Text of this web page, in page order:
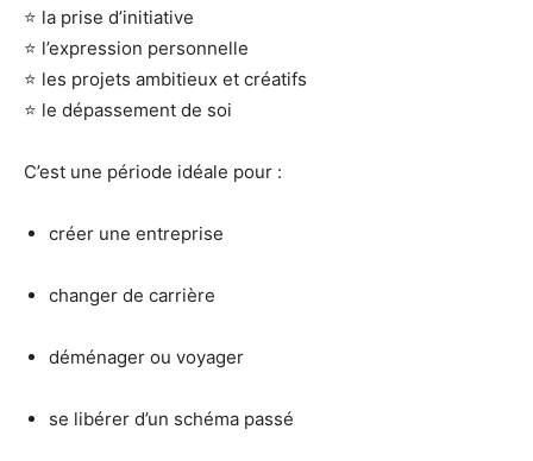
⭐ la prise d’initiative
⭐ l’expression personnelle
⭐ les projets ambitieux et créatifs
⭐ le dépassement de soi
C’est une période idéale pour :
créer une entreprise
changer de carrière
déménager ou voyager
se libérer d’un schéma passé